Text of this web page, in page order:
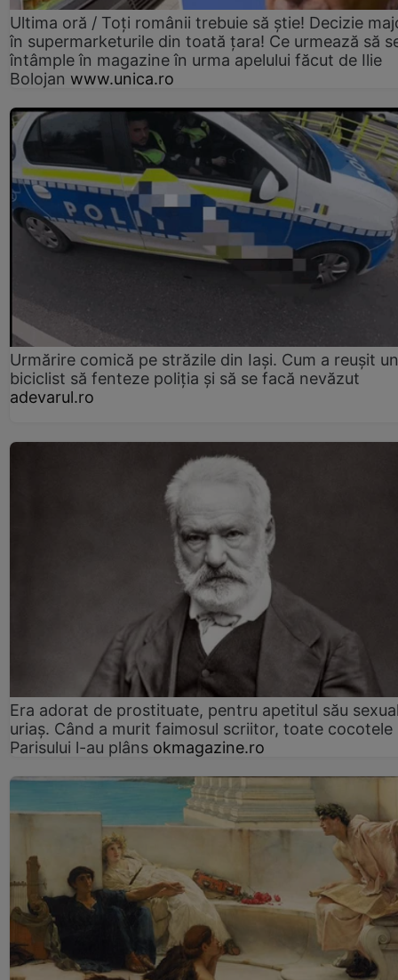
Ultima oră / Toți românii trebuie să știe! Decizie
în supermarketurile din toată țara! Ce urmează să
întâmple în magazine în urma apelului făcut de Ilie
Bolojan www.unica.ro
Urmărire comică pe străzile din Iași. Cum a reușit un
biciclist să fenteze poliția și să se facă nevăzut
adevarul.ro
Era adorat de prostituate, pentru apetitul său
uriaș. Când a murit faimosul scriitor, toate cocotele
Parisului l-au plâns okmagazine.ro